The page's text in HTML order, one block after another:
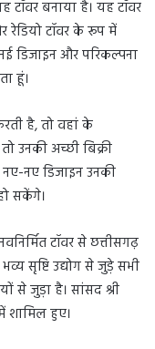
बनाया है। यह टॉवर
रेडियो टॉवर के रूप में
डिजाइन और परिकल्पना
हूं।
है, तो वहां के
उनकी अच्छी बिक्री
नए डिजाइन उनकी
सकेंगे।
टॉवर से छत्तीसगढ़
सृष्टि उद्योग से जुड़े सभी
से जुड़ा है। सांसद श्री
शामिल हुए।